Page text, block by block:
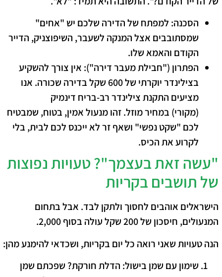
הסכנה: למפתח של הדירה שלכם יש "אחים"
שמסתובבים אצל המנקה לשעבר, השיפוצניק, הדייר
הקודם והאמא שלו.
הפתרון ("חבילת מעבר דירה"): אין צורך להשקיע
בצילינדר יוקרתי של 600 שקל בדירה שכורה. אנו
מציעים התקנתצילינדר רב-בריח דינמיק
(מקורי) במחיר מוזל. זהו מנעול אמין, בטוח, שמבטיח
לכם "שקט נפשי" ושאף זר לא ייכנס לכם לבית, בלי
לקרוע את הכיס.
​"עשה זאת בעצמך"? טעויות נפוצות
של תושבים בקריות
​הישראלים אוהבים לחסוך ולתקן לבד. אבל בתחום
המנעולים, חיסכון של 200 שקל עולה בסוף 2,000.
הנה טעויות שאני רואה כל יום בקריות, ושכדאי להימנע מהן:
שימון עם שמן בישול: הדלת חורקת? שפכתם שמן